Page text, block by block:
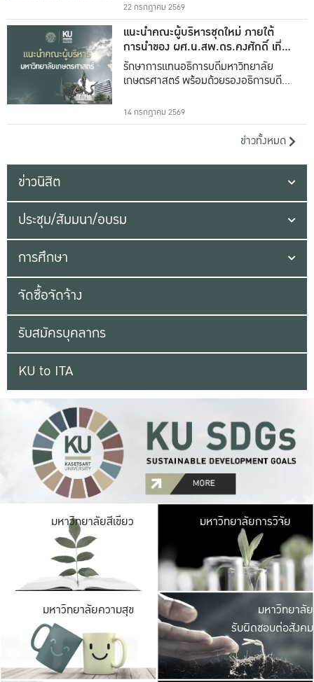
22 กรกฎาคม 2569
แนะนำคณะผู้บริหารชุดใหม่ ภายใต้
การนำของ ผศ.น.สพ.ดร.คงศักดิ์ เที่ยง
ธรรม
รักษาการแทนอธิการบดีมหาวิทยาลัย
เกษตรศาสตร์ พร้อมด้วยรองอธิการบดีทั้ง
14 กรกฎาคม 2569
ข่าวทั้งหมด
ข่าวนิสิต
ประชุม/สัมมนา/อบรม
การศึกษา
จัดซื้อจัดจ้าง
รับสมัครบุคลากร
KU to ITA
มหาวิทยาลัยสีเขียว มหาวิ
มีพื้นที่เขียวสดใส
เป็นป่าในเมือง เกษต
มหาวิทยาลัยการวิจัย
มหาวิทยาลัยความสุข มหาวิ
ค
เปิดประ
และพบเรื่องราวใ
มหาวิทยาลัย
รับผิดชอบต่อสังคม